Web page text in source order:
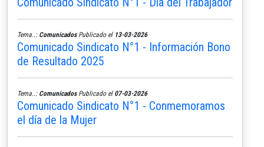
Tema..: ComunicadosPublicado el 13-03-2026
Comunicado Sindicato N°1 - Información Bono
de Resultado 2025
Tema..: ComunicadosPublicado el 07-03-2026
Comunicado Sindicato N°1 - Conmemoramos
el día de la Mujer